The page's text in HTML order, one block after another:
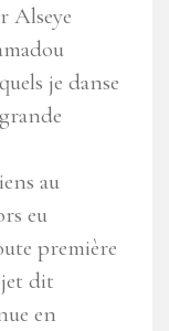
Alseye
je danse
au
eu
première
dit
en